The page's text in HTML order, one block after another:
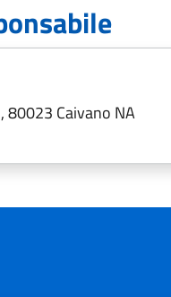
80023 Caivano NA